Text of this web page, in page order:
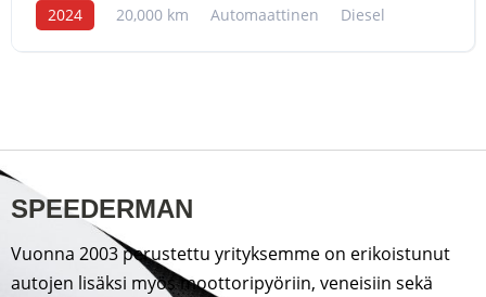
2024 20,000 km Automaattinen Diesel
SPEEDERMAN
Vuonna 2003 perustettu yrityksemme on erikoistunut
autojen lisäksi myös moottoripyöriin, veneisiin sekä